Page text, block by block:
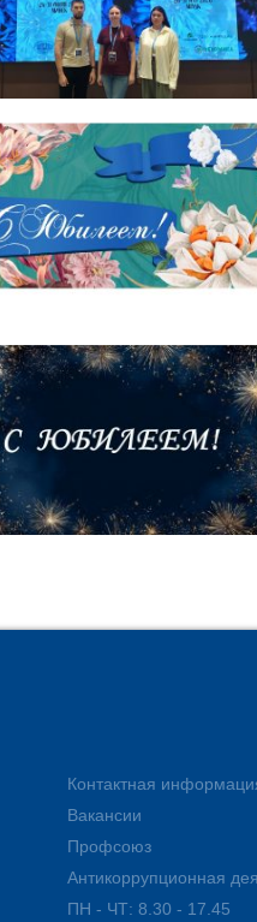
Контактная
Вакансии
Профсоюз
Антикоррупционная
ПН - ЧТ: 8.30 - 17.45